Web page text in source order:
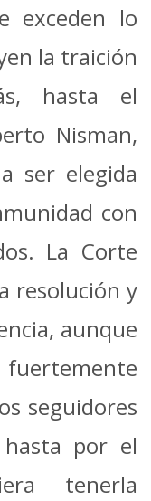
exceden lo
la traición
hasta el
Nisman,
ser elegida
con
La Corte
resolución y
aunque
seguidores
por el
tenerla